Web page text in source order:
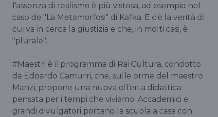
l'assenza di realismo è più vistosa, ad esempio nel
caso de "La Metamorfosi" di Kafka. E c'è la verità di
cui va in cerca la giustizia e che, in molti casi, è
"plurale".
#Maestri è il programma di Rai Cultura, condotto
da Edoardo Camurri, che, sulle orme del maestro
Manzi, propone una nuova offerta didattica
pensata per i tempi che viviamo. Accademici e
grandi divulgatori portano la scuola a casa con